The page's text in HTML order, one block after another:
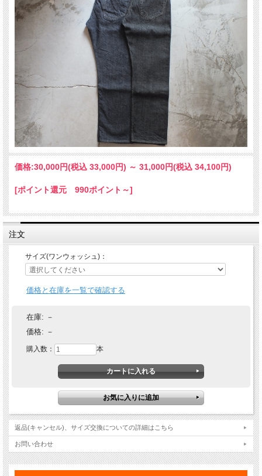
軽い13オンス前半の711と同じ生地を使用しています。
RESOLUTE 15TH ANNIVERSARY 特製バンダナとステッカーが付属します。
価格:30,000円(税込 33,000円) ～ 31,000円(税込 34,100円)
[ポイント還元 990ポイント～]
注文
サイズ(ワンウォッシュ)：
価格と在庫を一覧で確認する
在庫: －
価格: －
購入数： 本
返品(キャンセル)、サイズ交換についての詳細はこちら
お問い合わせ